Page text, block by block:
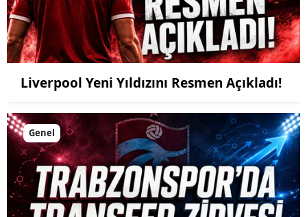
Liverpool Yeni Yıldızını Resmen Açıkladı!
Genel